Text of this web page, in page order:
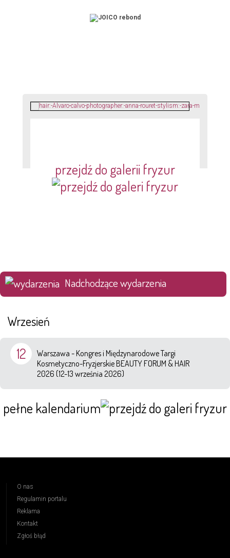
przejdź do galerii fryzur
Nadchodzące wydarzenia
Wrzesień
12
Warszawa - Kongres i Międzynarodowe Targi
Kosmetyczno-Fryzjerskie BEAUTY FORUM & HAIR
2026 (12-13 września 2026)
pełne kalendarium
O nas
Regulamin portalu
Reklama
Kontakt
Zgłoś błąd